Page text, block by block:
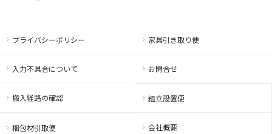
組立設置便
会社概要
梱包材引取便
プライバシーポリシー 家具引き取り便
入力不具合について お問合せ
搬入経路の確認